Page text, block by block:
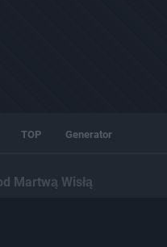
TOP Generator
Martwą Wisłą